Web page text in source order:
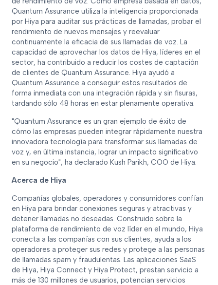
Quantum Assurance utiliza la inteligencia proporcionada
por Hiya para auditar sus prácticas de llamadas, probar el
rendimiento de nuevos mensajes y reevaluar
continuamente la eficacia de sus llamadas de voz. La
capacidad de aprovechar los datos de Hiya, líderes en el
sector, ha contribuido a reducir los costes de captación
de clientes de Quantum Assurance. Hiya ayudó a
Quantum Assurance a conseguir estos resultados de
forma inmediata con una integración rápida y sin fisuras,
tardando sólo 48 horas en estar plenamente operativa.
"Quantum Assurance es un gran ejemplo de éxito de
cómo las empresas pueden integrar rápidamente nuestra
innovadora tecnología para transformar sus llamadas de
voz y, en última instancia, lograr un impacto significativo
en su negocio", ha declarado Kush Parikh, COO de Hiya.
Acerca de Hiya
Compañías globales, operadores y consumidores confían
en Hiya para brindar conexiones seguras y atractivas y
detener llamadas no deseadas. Construido sobre la
plataforma de rendimiento de voz líder en el mundo, Hiya
conecta a las compañías con sus clientes, ayuda a los
operadores a proteger sus redes y protege a las personas
de llamadas spam y fraudulentas. Las aplicaciones SaaS
de Hiya, Hiya Connect y Hiya Protect, prestan servicio a
más de 130 millones de usuarios, potencian servicios